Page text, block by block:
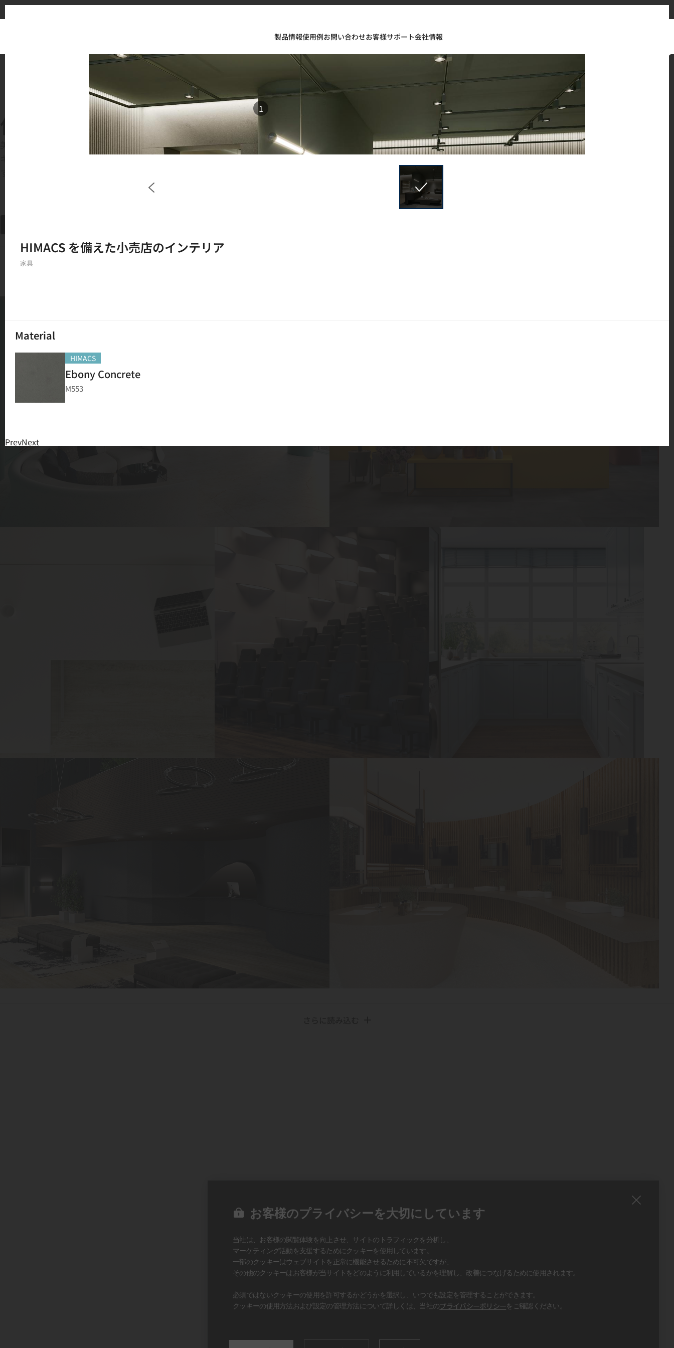
製品情報使用例お問い合わせお客様サポート会社情報
1
HIMACS を備えた小売店のインテリア
家具
Material
HIMACS
Ebony Concrete
M553
PrevNext
使用イメージ
美しい商業施設や住宅空間で、LX Hausysのサーフェスが織りなすインスピレーションあふれる空間とデザイン提案をご覧ください。
キッチンやバスルームなどの主要スペースで、HIMACS ソリッドサーフェス、TERACANTO ポーセリン、そして HFLOR フローリングの魅力的な施工例をご紹介しま
結果
お客様のプライバシーを大切にしています
当社は、お客様の閲覧体験を向上させ、サイトのトラフィックを分析し、
マーケティング活動を支援するためにクッキーを使用しています。
一部のクッキーはウェブサイトを正常に機能させるために不可欠ですが、
その他のクッキーはお客様が当サイトをどのように利用しているかを理解し、改善につなげるために使用されます。
必須ではないクッキーの使用を許可するかどうかを選択し、いつでも設定を管理することができます。
クッキーの使用方法および設定の管理方法について詳しくは、当社のプライバシーポリシーをご確認ください。